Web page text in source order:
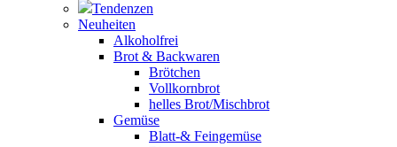
Tendenzen
Neuheiten
Alkoholfrei
Brot & Backwaren
Brötchen
Vollkornbrot
helles Brot/Mischbrot
Gemüse
Blatt-& Feingemüse